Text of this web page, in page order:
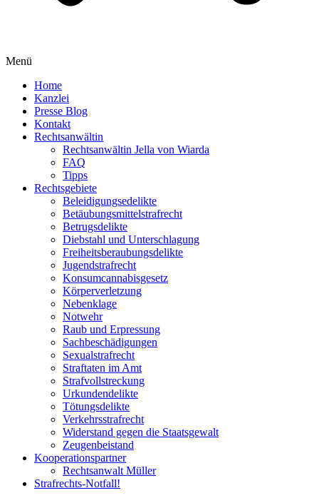
Menü
Home
Kanzlei
Presse Blog
Kontakt
Rechtsanwältin
Rechtsanwältin Jella von Wiarda
FAQ
Tipps
Rechtsgebiete
Beleidigungsedelikte
Betäubungsmittelstrafrecht
Betrugsdelikte
Diebstahl und Unterschlagung
Freiheitsberaubungsdelikte
Jugendstrafrecht
Konsumcannabisgesetz
Körperverletzung
Nebenklage
Notwehr
Raub und Erpressung
Sachbeschädigungen
Sexualstrafrecht
Straftaten im Amt
Strafvollstreckung
Urkundendelikte
Tötungsdelikte
Verkehrsstrafrecht
Widerstand gegen die Staatsgewalt
Zeugenbeistand
Kooperationspartner
Rechtsanwalt Müller
Strafrechts-Notfall!